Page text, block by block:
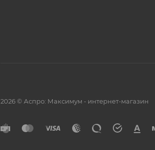
2026 © Аспро: Максимум - интернет-магазин